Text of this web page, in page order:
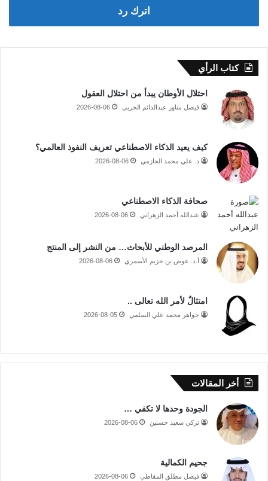
اترك رد
كتاب الرأي
احتلال الأوطان يبدأ من احتلال العقول
فيصل مناور عبدالدائم الحربي 2026-08-06
كيف يعيد الذكاء الاصطناعي تعريف النفوذ العالمي؟
د. علي محمد الحازمي 2026-08-06
صحافة الذكاء الاصطناعي
عبدالله أحمد الزهراني 2026-08-06
المرصد الوطني للأبحاث… من النشر إلى المنتج
أ.د. عوض بن خزيم الأسمري 2026-08-06
امتثالٌ لأمر الله تعالى ..
جواهر محمد علي السلمي 2026-08-05
أخر المقالات
الجودة وحدها لا تكفي …
تركي سعيد حسنين 2026-08-06
جحيم الكمالية
فيصل مطلق المقاطي 2026-08-06